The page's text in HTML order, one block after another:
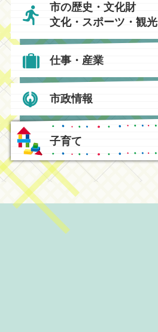
市の歴史・文化財
文化・スポーツ・観光
仕事・産業
市政情報
子育て